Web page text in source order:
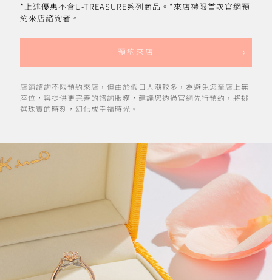
*上述優惠不含U-TREASURE系列商品。*來店禮限首次官網預
約來店諮詢者。
預約來店
店鋪諮詢不限預約來店，但由於假日人潮較多，為避免您至店上無
座位，與提供更完善的諮詢服務，建議您透過官網先行預約，將挑
選珠寶的時刻，幻化成幸福時光。